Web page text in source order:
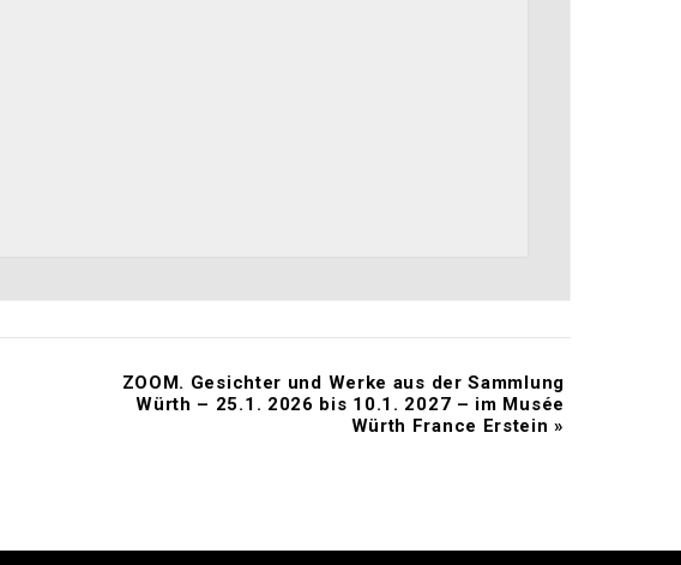
ZOOM. Gesichter und Werke aus der Sammlung
Würth – 25.1. 2026 bis 10.1. 2027 – im Musée
Würth France Erstein»